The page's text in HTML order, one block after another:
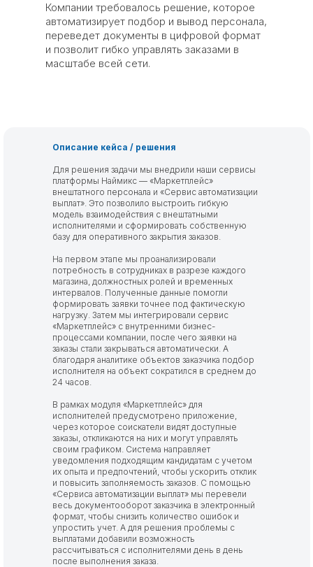
Компании требовалось решение, которое
автоматизирует подбор и вывод персонала,
переведет документы в цифровой формат
и позволит гибко управлять заказами в
масштабе всей сети.
Описание кейса / решения
Для решения задачи мы внедрили наши сервисы
платформы Наймикс — «Маркетплейс»
внештатного персонала и «Сервис автоматизации
выплат». Это позволило выстроить гибкую
модель взаимодействия с внештатными
исполнителями и сформировать собственную
базу для оперативного закрытия заказов.
На первом этапе мы проанализировали
потребность в сотрудниках в разрезе каждого
магазина, должностных ролей и временных
интервалов. Полученные данные помогли
формировать заявки точнее под фактическую
нагрузку. Затем мы интегрировали сервис
«Маркетплейс» с внутренними бизнес-
процессами компании, после чего заявки на
заказы стали закрываться автоматически. А
благодаря аналитике объектов заказчика подбор
исполнителя на объект сократился в среднем до
24 часов.
В рамках модуля «Маркетплейс» для
исполнителей предусмотрено приложение,
через которое соискатели видят доступные
заказы, откликаются на них и могут управлять
своим графиком. Система направляет
уведомления подходящим кандидатам с учетом
их опыта и предпочтений, чтобы ускорить отклик
и повысить заполняемость заказов. С помощью
«Сервиса автоматизации выплат» мы перевели
весь документооборот заказчика в электронный
формат, чтобы снизить количество ошибок и
упростить учет. А для решения проблемы с
выплатами добавили возможность
рассчитываться с исполнителями день в день
после выполнения заказа.